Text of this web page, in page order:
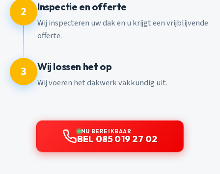
2 Inspectie en offerte
Wij inspecteren uw dak en u krijgt een vrijblijvende
offerte.
3 Wij lossen het op
Wij voeren het dakwerk vakkundig uit.
NU BEREIKBAAR
BEL 085 019 27 02